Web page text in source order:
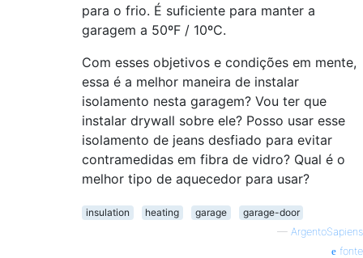
para o frio. É suficiente para manter a
garagem a 50ºF / 10ºC.
Com esses objetivos e condições em mente,
essa é a melhor maneira de instalar
isolamento nesta garagem? Vou ter que
instalar drywall sobre ele? Posso usar esse
isolamento de jeans desfiado para evitar
contramedidas em fibra de vidro? Qual é o
melhor tipo de aquecedor para usar?
insulation heating garage
garage-door
— ArgentoSapiens
fonte